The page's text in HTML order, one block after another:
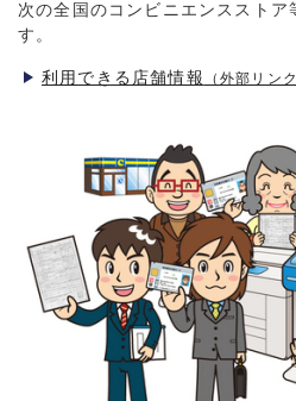
次の全国のコンビニエンスストア
す。
利用できる店舗情報 （外部リンク